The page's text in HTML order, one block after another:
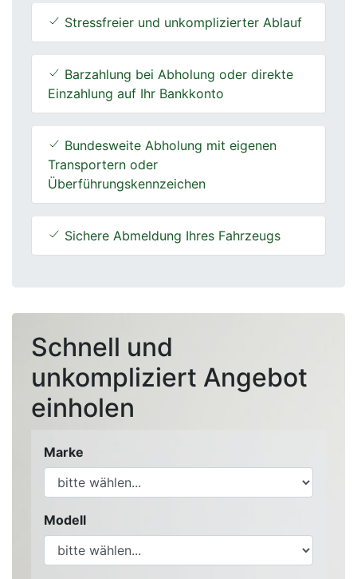
Stressfreier und unkomplizierter Ablauf
Barzahlung bei Abholung oder direkte
Einzahlung auf Ihr Bankkonto
Bundesweite Abholung mit eigenen
Transportern oder
Überführungskennzeichen
Sichere Abmeldung Ihres Fahrzeugs
Schnell und
unkompliziert Angebot
einholen
Marke
Modell